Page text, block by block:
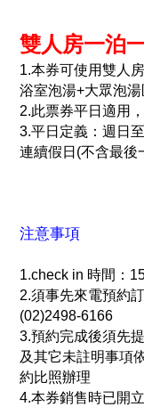
雙人房一泊
1.本券可使用雙人
浴室泡湯+大眾泡
2.此票券平日適用
3.平日定義：週日
連續假日(不含最後
注意事項
1.check in 時間：
2.須事先來電預約
(02)2498-6166
3.預約完成後須先
及其它未註明事項
約比照辦理
4.本券銷售時已開